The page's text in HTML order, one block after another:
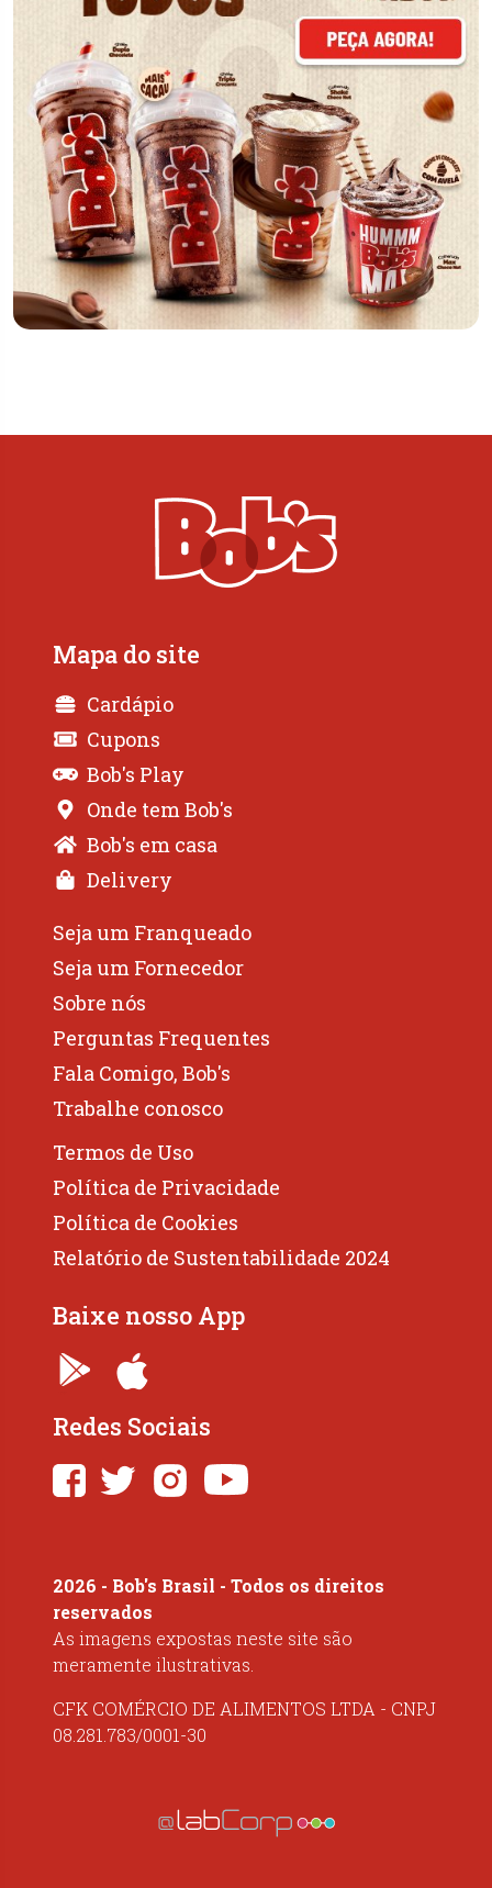
Mapa do site
Cardápio
Cupons
Bob's Play
Onde tem Bob's
Bob's em casa
Delivery
Seja um Franqueado
Seja um Fornecedor
Sobre nós
Perguntas Frequentes
Fala Comigo, Bob's
Trabalhe conosco
Termos de Uso
Política de Privacidade
Política de Cookies
Relatório de Sustentabilidade 2024
Baixe nosso App
Redes Sociais
2026 - Bob's Brasil - Todos os direitos
reservados
As imagens expostas neste site são
meramente ilustrativas.
CFK COMÉRCIO DE ALIMENTOS LTDA - CNPJ
08.281.783/0001-30